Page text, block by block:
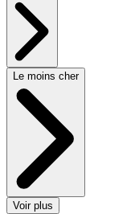
Le moins cher
Voir plus